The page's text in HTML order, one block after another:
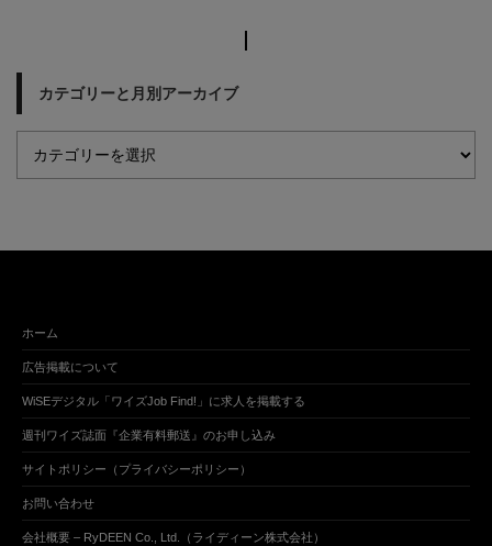
カテゴリーと月別アーカイブ
ホーム
広告掲載について
WiSEデジタル「ワイズJob Find!」に求人を掲載する
週刊ワイズ誌面『企業有料郵送』のお申し込み
サイトポリシー（プライバシーポリシー）
お問い合わせ
会社概要 – RyDEEN Co., Ltd.（ライディーン株式会社）